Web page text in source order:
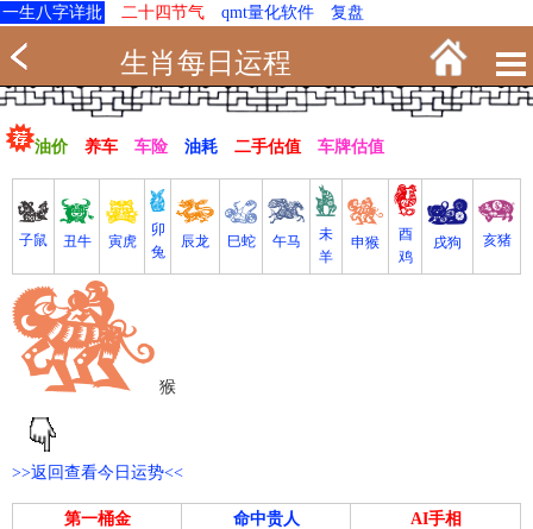
一生八字详批 二十四节气 qmt量化软件 复盘
生肖每日运程
油价 养车 车险 油耗 二手估值 车牌估值
子鼠 丑牛 寅虎
卯
兔
辰龙 巳蛇 午马
未
羊
申猴
酉
鸡
戌狗 亥猪
猴
>>返回查看今日运势<<
第一桶金 命中贵人
AI手相